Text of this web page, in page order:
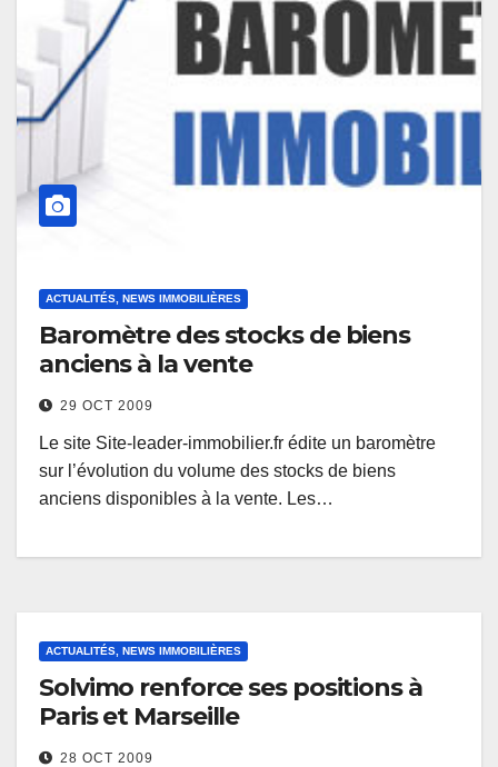
ACTUALITÉS, NEWS IMMOBILIÈRES
Baromètre des stocks de biens
anciens à la vente
29 OCT 2009
Le site Site-leader-immobilier.fr édite un baromètre
sur l’évolution du volume des stocks de biens
anciens disponibles à la vente. Les…
ACTUALITÉS, NEWS IMMOBILIÈRES
Solvimo renforce ses positions à
Paris et Marseille
28 OCT 2009